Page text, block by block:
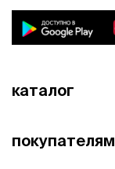
каталог
покупателям